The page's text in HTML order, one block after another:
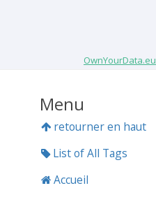
OwnYourData.eu
Menu
retourner en haut
List of All Tags
Accueil